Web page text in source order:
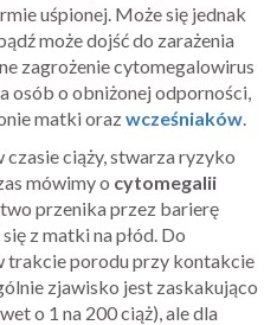
uśpionej. Może się jednak
może dojść do zarażenia
zagrożenie cytomegalowirus
osób o obniżonej odporności,
matki orazwcześniaków
czasie ciąży, stwarza ryzyko
mówimy o cytomegalii
przenika przez barierę
z matki na płód. Do
trakcie porodu przy kontakcie
zjawisko jest zaskakująco
o 1 na 200 ciąż), ale dla